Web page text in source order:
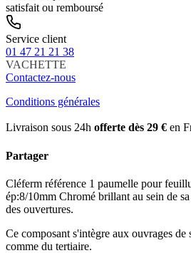
satisfait ou remboursé
Service client
01 47 21 21 38
VACHETTE
Contactez-nous
Conditions générales
Livraison sous 24h offerte dès 29 € en
Partager
Cléferm référence 1 paumelle pour
ép:8/10mm Chromé brillant au sein de
des ouvertures.
Ce composant s'intègre aux ouvrages de
comme du tertiaire.